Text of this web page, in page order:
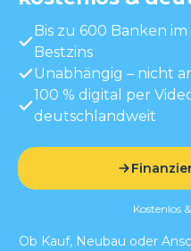
Bis zu 600 Banken
Bestzins
Unabhängig – nicht
100 % digital per
deutschlandweit
Kostenlos
Ob Kauf, Neubau oder